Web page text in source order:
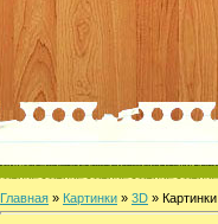
Главная » Картинки » 3D » Картинки